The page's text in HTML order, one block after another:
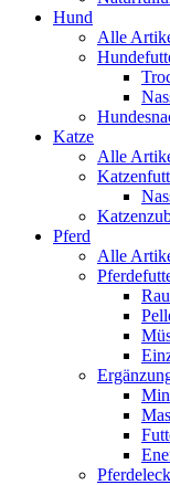
Hund
Alle
Katze
Alle
Pferd
Alle